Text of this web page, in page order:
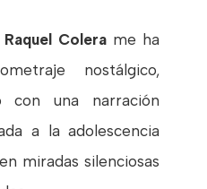
Colera me ha
nostálgico,
con una narración
a la adolescencia
miradas silenciosas